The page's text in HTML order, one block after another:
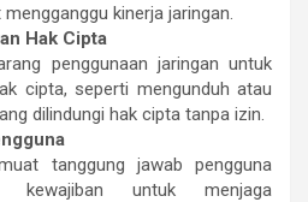
kinerja jaringan.
Hak Cipta
penggunaan jaringan untuk
cipta, seperti mengunduh atau
dilindungi hak cipta tanpa izin.
tanggung jawab pengguna
kewajiban untuk menjaga